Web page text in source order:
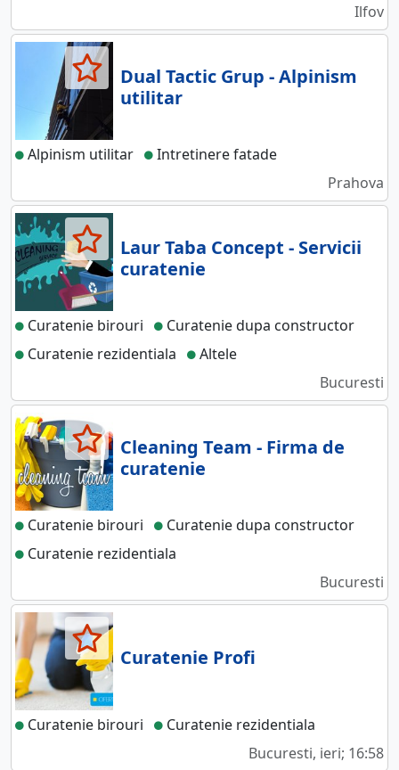
Ilfov
Dual Tactic Grup - Alpinism
utilitar
Alpinism utilitar
Intretinere fatade
Prahova
Laur Taba Concept - Servicii
curatenie
Curatenie birouri
Curatenie dupa constructor
Curatenie rezidentiala
Altele
Bucuresti
Cleaning Team - Firma de
curatenie
Curatenie birouri
Curatenie dupa constructor
Curatenie rezidentiala
Bucuresti
Curatenie Profi
Curatenie birouri
Curatenie rezidentiala
Bucuresti, ieri; 16:58